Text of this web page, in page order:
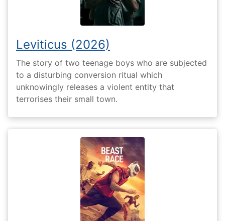
Leviticus (2026)
The story of two teenage boys who are subjected
to a disturbing conversion ritual which
unknowingly releases a violent entity that
terrorises their small town.